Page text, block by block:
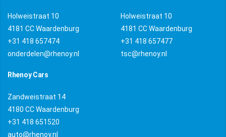
Holweistraat 10
4181 CC Waardenburg
+31 418 657474
onderdelen@rhenoy.nl
Holweistraat 10
4181 CC Waardenburg
+31 418 657477
tsc@rhenoy.nl
Rhenoy Cars
Zandweistraat 14
4180 CC Waardenburg
+31 418 651520
auto@rhenoy.nl